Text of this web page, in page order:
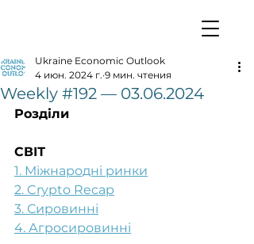
Weekly #192 — 03.06.2024
Ukraine Economic Outlook
4 июн. 2024 г. 9 мин. чтения
Розділи
СВІТ
1. Міжнародні ринки
2. Crypto Recap
3. Сировинні
4. Агросировинні